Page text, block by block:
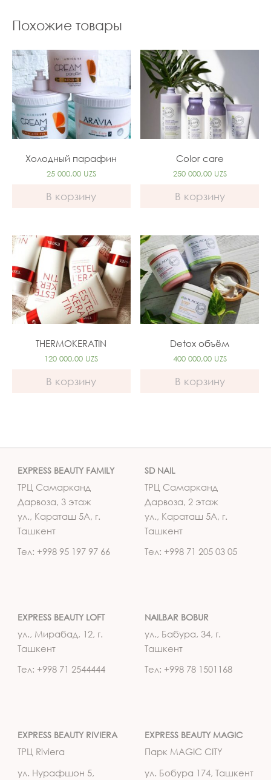
Похожие товары
Холодный парафин
25 000,00 UZS
В корзину
Color care
250 000,00 UZS
В корзину
THERMOKERATIN
120 000,00 UZS
В корзину
Detox объём
400 000,00 UZS
В корзину
EXPRESS BEAUTY FAMILY
ТРЦ Самарканд
Дарвоза, 3 этаж
ул., Караташ 5А, г.
Ташкент
Тел: +998 95 197 97 66
SD NAIL
ТРЦ Самарканд
Дарвоза, 2 этаж
ул., Караташ 5А, г.
Ташкент
Тел: +998 71 205 03 05
EXPRESS BEAUTY LOFT
ул., Мирабад, 12, г.
Ташкент
Тел: +998 71 2544444
NAILBAR BOBUR
ул., Бабура, 34, г.
Ташкент
Тел: +998 78 1501168
EXPRESS BEAUTY RIVIERA
ТРЦ Riviera
ул. Нурафшон 5,
EXPRESS BEAUTY MAGIC
Парк MAGIC CITY
ул. Бобура 174, Ташкент